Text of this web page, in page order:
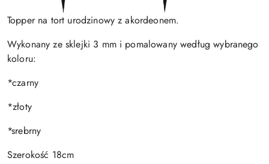
Topper na tort urodzinowy z akordeonem.
Wykonany ze sklejki 3 mm i pomalowany według wybranego
koloru:
*czarny
*złoty
*srebrny
Szerokość 18cm